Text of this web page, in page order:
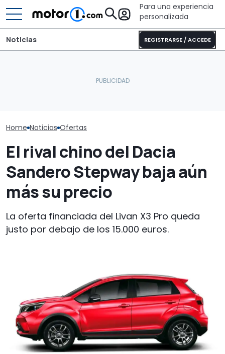
Para una experiencia
personalizada
REGISTRARSE / ACCEDE
Noticias
Home Noticias Ofertas
El rival chino del Dacia
Sandero Stepway baja aún
más su precio
La oferta financiada del Livan X3 Pro queda
justo por debajo de los 15.000 euros.